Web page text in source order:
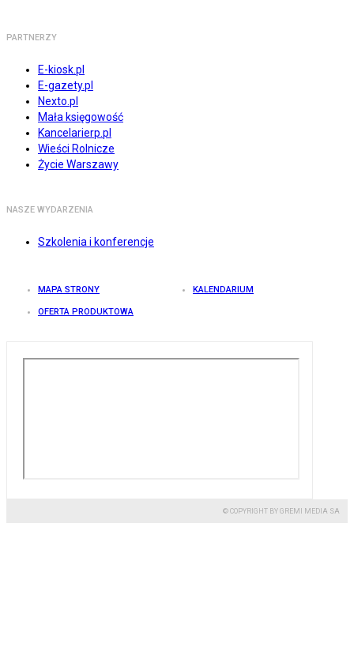
PARTNERZY
E-kiosk.pl
E-gazety.pl
Nexto.pl
Mała księgowość
Kancelarierp.pl
Wieści Rolnicze
Życie Warszawy
NASZE WYDARZENIA
Szkolenia i konferencje
MAPA STRONY KALENDARIUM
OFERTA PRODUKTOWA
© COPYRIGHT BY GREMI MEDIA SA